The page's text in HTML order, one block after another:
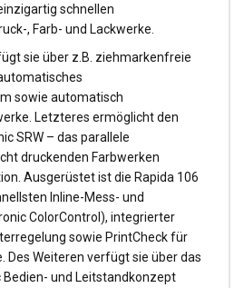
schnellen
, Farb- und Lackwerke.
sie über z.B. ziehmarkenfreie
sowie automatisch
Letzteres ermöglicht den
SRW – das parallele
druckenden Farbwerken
Ausgerüstet ist die Rapida 106
Inline-Mess- und
ColorControl), integrierter
sowie PrintCheck für
Des Weiteren verfügt sie über das
Bedien- und Leitstandkonzept